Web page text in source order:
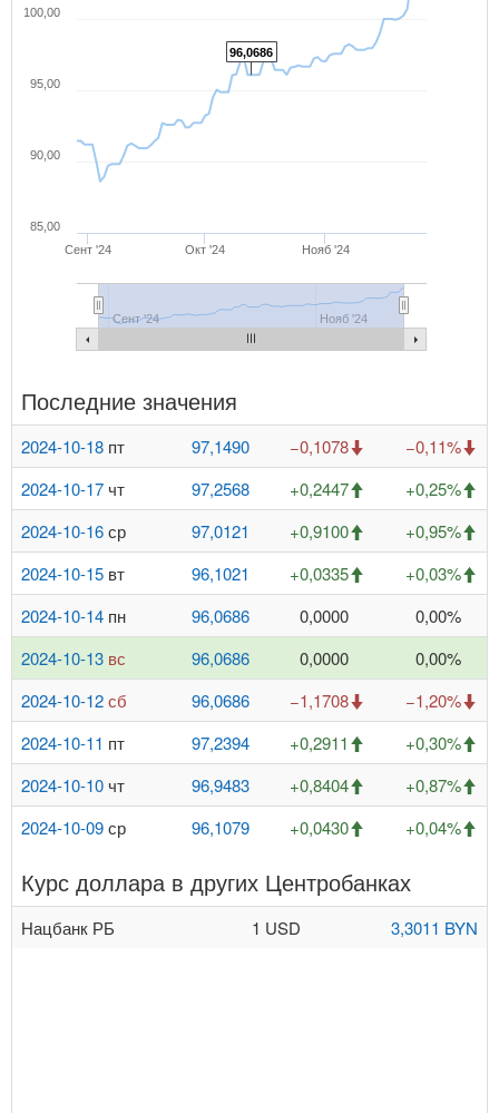
96,0686
Сент '24 Окт '24 Нояб '24
Сент '24 Нояб '24
85,00
90,00
95,00
100,00
Последние значения
2024-10-18 пт 97,1490 −0,1078
−0,11%
2024-10-17 чт 97,2568 +0,2447
+0,25%
2024-10-16ср 97,0121 +0,9100
+0,95%
2024-10-15 вт 96,1021 +0,0335
+0,03%
2024-10-14 пн 96,0686 0,0000
0,00%
2024-10-13 вс 96,0686 0,0000
0,00%
2024-10-12сб 96,0686 −1,1708
−1,20%
2024-10-11 пт 97,2394 +0,2911
+0,30%
2024-10-10 чт 96,9483 +0,8404
+0,87%
2024-10-09ср 96,1079 +0,0430 +0,04%
Курс доллара в других Центробанках
Нацбанк РБ 1 USD 3,3011 BYN